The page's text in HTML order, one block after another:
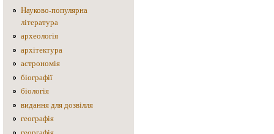
Науково-популярна
література
археологія
архітектура
астрономія
біографії
біологія
видання для дозвілля
географія